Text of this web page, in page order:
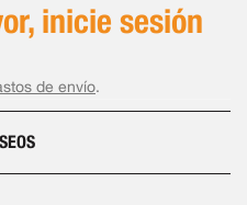
inicie sesión
de envío.